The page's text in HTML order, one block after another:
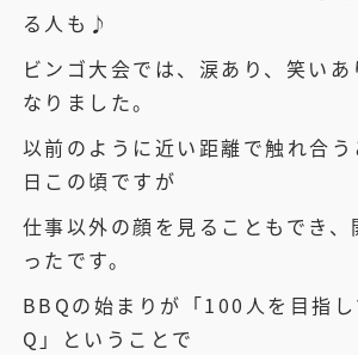
る人も♪
ビンゴ大会では、涙あり、笑い
なりました。
以前のように近い距離で触れ合
日この頃ですが
仕事以外の顔を見ることもでき
ったです。
BBQの始まりが「100人を目指
Q」ということで